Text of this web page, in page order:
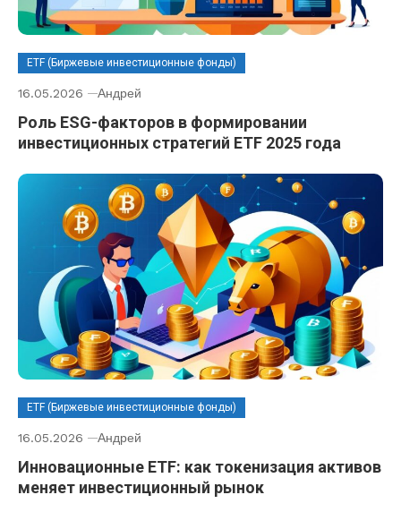
ETF (Биржевые инвестиционные фонды)
16.05.2026 Андрей
Роль ESG-факторов в формировании
инвестиционных стратегий ETF 2025 года
ETF (Биржевые инвестиционные фонды)
16.05.2026 Андрей
Инновационные ETF: как токенизация активов
меняет инвестиционный рынок